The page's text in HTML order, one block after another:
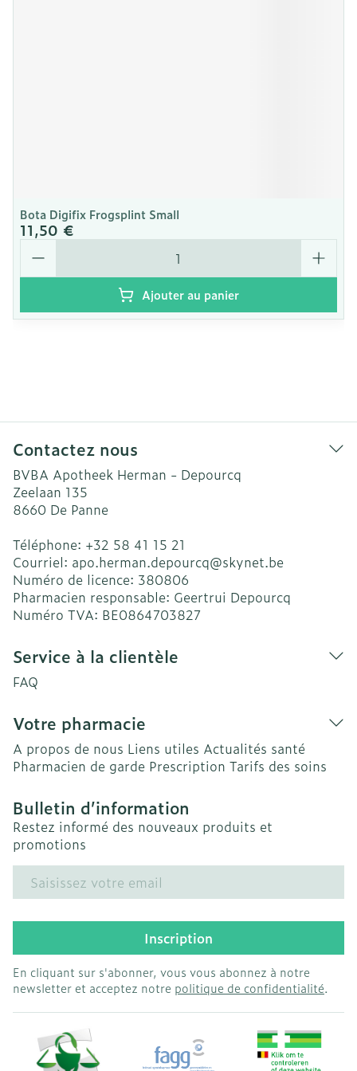
Bota Digifix Frogsplint Small
11,50 €
Quantité
Ajouter au panier
Contactez nous
BVBA Apotheek Herman - Depourcq
Zeelaan 135
8660 De Panne
Téléphone: +32 58 41 15 21
Courriel: apo.herman.depourcq@skynet.be
Numéro de licence: 380806
Pharmacien responsable: Geertrui Depourcq
Numéro TVA: BE0864703827
Service à la clientèle
FAQ
Votre pharmacie
A propos de nous Liens utiles Actualités santé
Pharmacien de garde Prescription Tarifs des soins
Bulletin d’information
Restez informé des nouveaux produits et
promotions
Adresse mail
Inscription
En cliquant sur s'abonner, vous vous abonnez à notre
newsletter et acceptez notre politique de confidentialité.